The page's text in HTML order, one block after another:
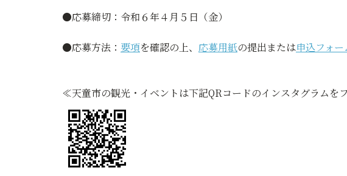
●応募締切：令和６年４月５日（金）
●応募方法： 要項を確認の上、 応募用紙の提出または申込フォー
≪天童市の観光・イベントは下記QRコードのインスタグラムを